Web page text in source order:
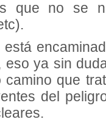
que no se
eso ya sin
camino que
del